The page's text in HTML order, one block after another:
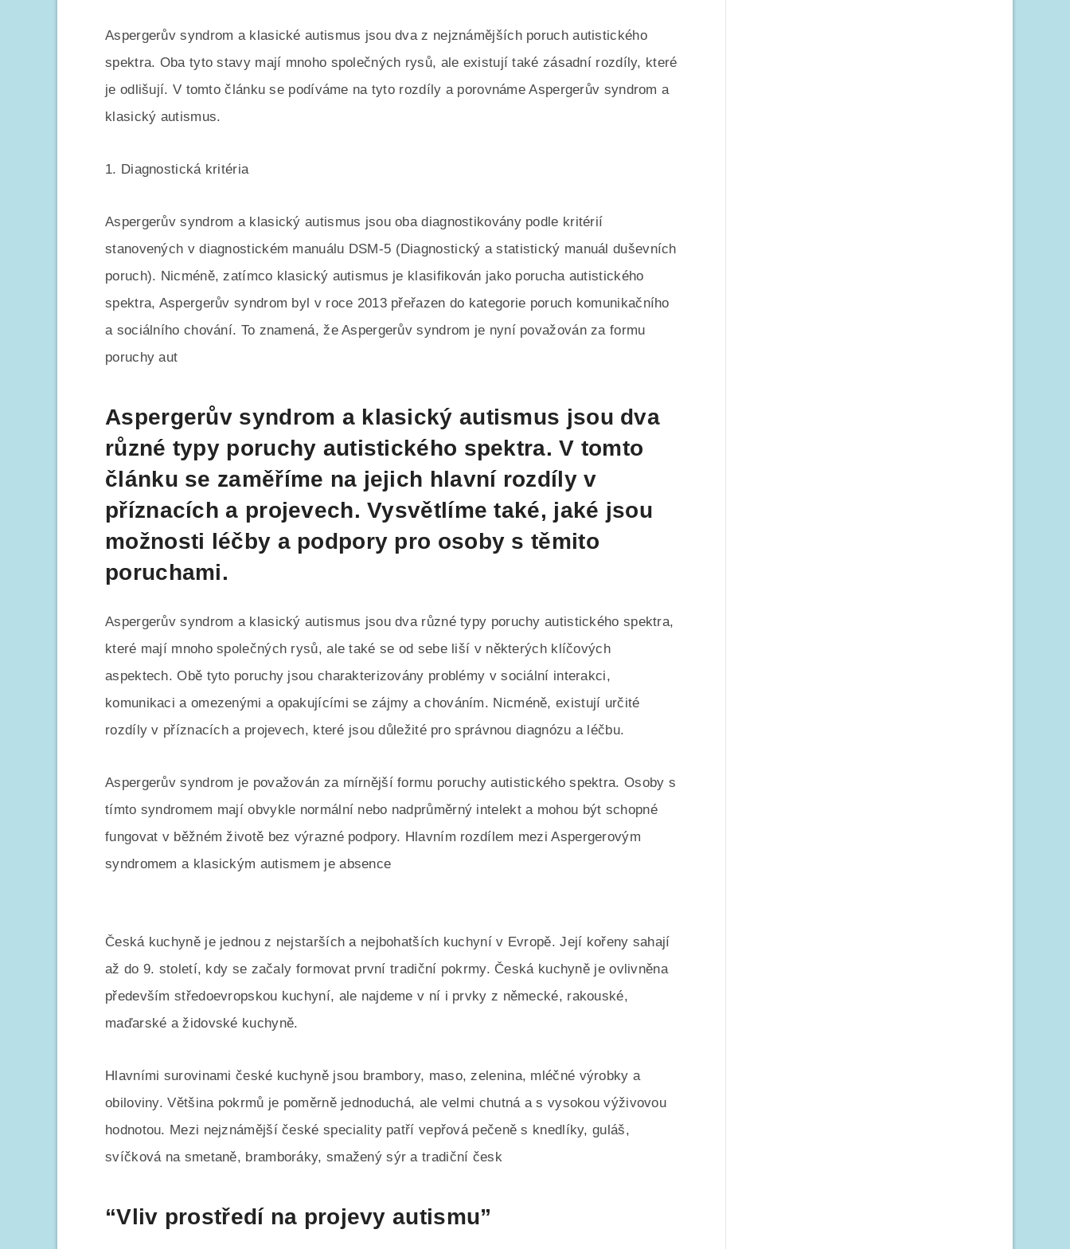
Aspergerův syndrom a klasické autismus jsou dva z nejznámějších poruch autistického
spektra. Oba tyto stavy mají mnoho společných rysů, ale existují také zásadní rozdíly, které
je odlišují. V tomto článku se podíváme na tyto rozdíly a porovnáme Aspergerův syndrom a
klasický autismus.
1. Diagnostická kritéria
Aspergerův syndrom a klasický autismus jsou oba diagnostikovány podle kritérií
stanovených v diagnostickém manuálu DSM-5 (Diagnostický a statistický manuál duševních
poruch). Nicméně, zatímco klasický autismus je klasifikován jako porucha autistického
spektra, Aspergerův syndrom byl v roce 2013 přeřazen do kategorie poruch komunikačního
a sociálního chování. To znamená, že Aspergerův syndrom je nyní považován za formu
poruchy aut
Aspergerův syndrom a klasický autismus jsou dva
různé typy poruchy autistického spektra. V tomto
článku se zaměříme na jejich hlavní rozdíly v
příznacích a projevech. Vysvětlíme také, jaké jsou
možnosti léčby a podpory pro osoby s těmito
poruchami.
Aspergerův syndrom a klasický autismus jsou dva různé typy poruchy autistického spektra,
které mají mnoho společných rysů, ale také se od sebe liší v některých klíčových
aspektech. Obě tyto poruchy jsou charakterizovány problémy v sociální interakci,
komunikaci a omezenými a opakujícími se zájmy a chováním. Nicméně, existují určité
rozdíly v příznacích a projevech, které jsou důležité pro správnou diagnózu a léčbu.
Aspergerův syndrom je považován za mírnější formu poruchy autistického spektra. Osoby s
tímto syndromem mají obvykle normální nebo nadprůměrný intelekt a mohou být schopné
fungovat v běžném životě bez výrazné podpory. Hlavním rozdílem mezi Aspergerovým
syndromem a klasickým autismem je absence
Česká kuchyně je jednou z nejstarších a nejbohatších kuchyní v Evropě. Její kořeny sahají
až do 9. století, kdy se začaly formovat první tradiční pokrmy. Česká kuchyně je ovlivněna
především středoevropskou kuchyní, ale najdeme v ní i prvky z německé, rakouské,
maďarské a židovské kuchyně.
Hlavními surovinami české kuchyně jsou brambory, maso, zelenina, mléčné výrobky a
obiloviny. Většina pokrmů je poměrně jednoduchá, ale velmi chutná a s vysokou výživovou
hodnotou. Mezi nejznámější české speciality patří vepřová pečeně s knedlíky, guláš,
svíčková na smetaně, bramboráky, smažený sýr a tradiční česk
“Vliv prostředí na projevy autismu”